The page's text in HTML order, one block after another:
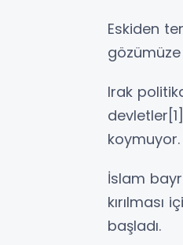
Eskiden
Irak
koymuyor.
İslam
başladı.